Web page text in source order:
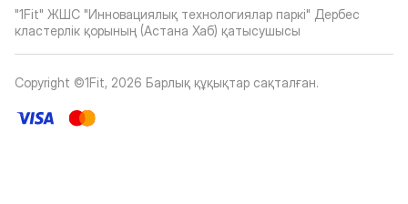
"1Fit" ЖШС "Инновациялық технологиялар паркі" Дербес
кластерлік қорының (Астана Хаб) қатысушысы
Copyright ©1Fit, 2026 Барлық құқықтар сақталған.